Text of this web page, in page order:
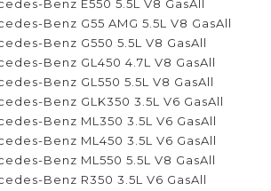
Benz E550 5.5L V8 GasAll
Benz G55 AMG 5.5L V8 GasAll
Benz G550 5.5L V8 GasAll
Benz GL450 4.7L V8 GasAll
Benz GL550 5.5L V8 GasAll
Benz GLK350 3.5L V6 GasAll
Benz ML350 3.5L V6 GasAll
Benz ML450 3.5L V6 GasAll
Benz ML550 5.5L V8 GasAll
Benz R350 3.5L V6 GasAll